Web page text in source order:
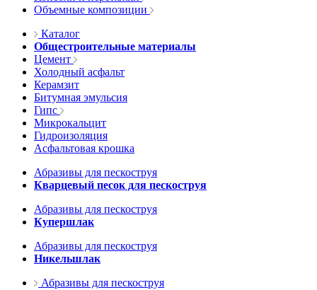
Объемные композиции
Каталог
Общестроительные материалы
Цемент
Холодный асфальт
Керамзит
Битумная эмульсия
Гипс
Микрокальцит
Гидроизоляция
Асфальтовая крошка
Абразивы для пескоструя
Кварцевый песок для пескоструя
Абразивы для пескоструя
Купершлак
Абразивы для пескоструя
Никельшлак
Абразивы для пескоструя